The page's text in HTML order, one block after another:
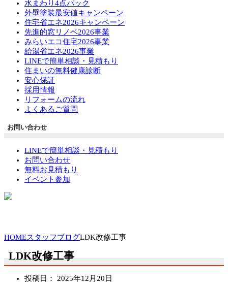
水まわり4点パック
外壁塗装最安値キャンペーン
住宅省エネ2026キャンペーン
先進的窓リノベ2026事業
みらいエコ住宅2026事業
給湯省エネ2026事業
LINEで簡単相談・見積もり
住まいの無料健康診断
安心保証
採用情報
リフォームの流れ
よくあるご質問
お問い合わせ
LINEで簡単相談・見積もり
お問い合わせ
無料お見積もり
イベント参加
HOMEスタッフブログLDK改修工事
LDK改修工事
投稿日： 2025年12月20日